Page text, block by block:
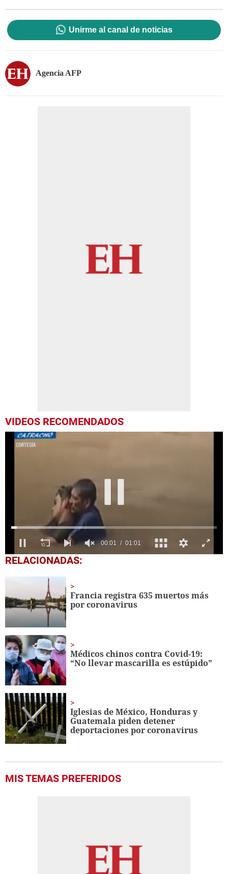
Unirme al canal de noticias
Agencia AFP
VIDEOS RECOMENDADOS
0
seconds
1
second
RELACIONADAS:
Francia registra 635 muertos más
por coronavirus
Médicos chinos contra Covid-19:
“No llevar mascarilla es estúpido”
Iglesias de México, Honduras y
Guatemala piden detener
deportaciones por coronavirus
MIS TEMAS PREFERIDOS